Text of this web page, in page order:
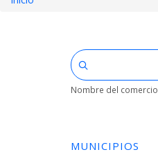
enlaces
ayudaNombre del comercio
MUNICIPIOS